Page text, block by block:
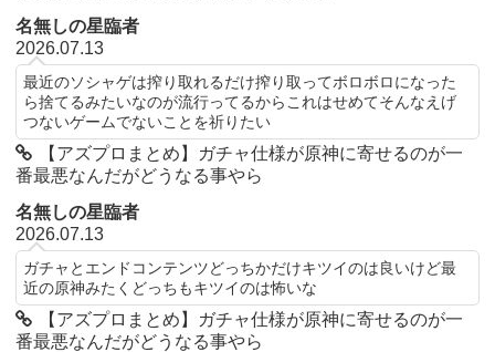
名無しの星臨者
2026.07.13
最近のソシャゲは搾り取れるだけ搾り取ってボロボロになった
ら捨てるみたいなのが流行ってるからこれはせめてそんなえげ
つないゲームでないことを祈りたい
【アズプロまとめ】ガチャ仕様が原神に寄せるのが一
番最悪なんだがどうなる事やら
名無しの星臨者
2026.07.13
ガチャとエンドコンテンツどっちかだけキツイのは良いけど最
近の原神みたくどっちもキツイのは怖いな
【アズプロまとめ】ガチャ仕様が原神に寄せるのが一
番最悪なんだがどうなる事やら